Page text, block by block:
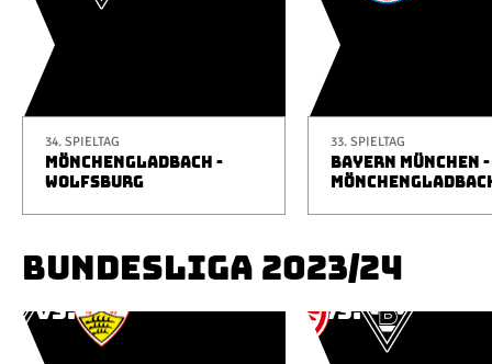
34. SPIELTAG
MÖNCHENGLADBACH -
WOLFSBURG
33. SPIELTAG
BAYERN MÜNCHEN -
BUNDESLIGA 2023/24